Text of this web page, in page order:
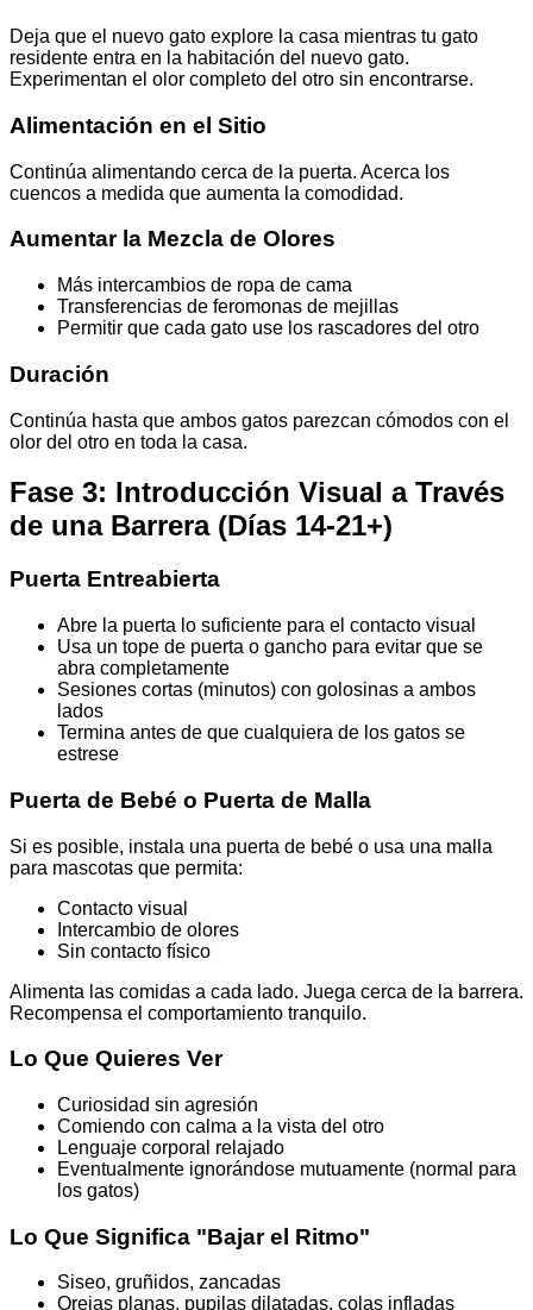
Deja que el nuevo gato explore la casa mientras tu gato
residente entra en la habitación del nuevo gato.
Experimentan el olor completo del otro sin encontrarse.
Alimentación en el Sitio
Continúa alimentando cerca de la puerta. Acerca los
cuencos a medida que aumenta la comodidad.
Aumentar la Mezcla de Olores
Más intercambios de ropa de cama
Transferencias de feromonas de mejillas
Permitir que cada gato use los rascadores del otro
Duración
Continúa hasta que ambos gatos parezcan cómodos con el
olor del otro en toda la casa.
Fase 3: Introducción Visual a Través
de una Barrera (Días 14-21+)
Puerta Entreabierta
Abre la puerta lo suficiente para el contacto visual
Usa un tope de puerta o gancho para evitar que se
abra completamente
Sesiones cortas (minutos) con golosinas a ambos
lados
Termina antes de que cualquiera de los gatos se
estrese
Puerta de Bebé o Puerta de Malla
Si es posible, instala una puerta de bebé o usa una malla
para mascotas que permita:
Contacto visual
Intercambio de olores
Sin contacto físico
Alimenta las comidas a cada lado. Juega cerca de la barrera.
Recompensa el comportamiento tranquilo.
Lo Que Quieres Ver
Curiosidad sin agresión
Comiendo con calma a la vista del otro
Lenguaje corporal relajado
Eventualmente ignorándose mutuamente (normal para
los gatos)
Lo Que Significa "Bajar el Ritmo"
Siseo, gruñidos, zancadas
Orejas planas, pupilas dilatadas, colas infladas